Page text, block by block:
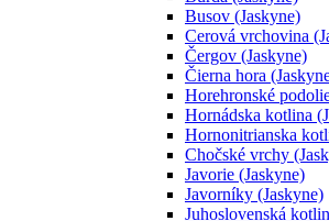
Busov (Jaskyne)
Cerová vrchovina
Čergov (Jaskyne)
Čierna hora
Horehronské
Hornádska kotlina
Hornonitrianska
Chočské vrchy
Javorie (Jaskyne)
Javorníky (Jaskyne)
Juhoslovenská